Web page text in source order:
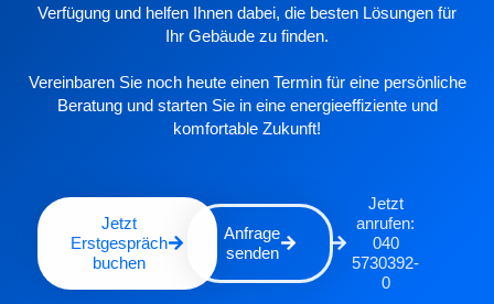
Verfügung und helfen Ihnen dabei, die besten Lösungen für
Ihr Gebäude zu finden.
Vereinbaren Sie noch heute einen Termin für eine persönliche
Beratung und starten Sie in eine energieeffiziente und
komfortable Zukunft!
Jetzt
Erstgespräch
buchen
Anfrage
senden
Jetzt
anrufen:
040
5730392-
0